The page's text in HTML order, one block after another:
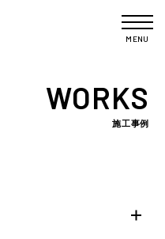
MENU
WORKS
施工事例